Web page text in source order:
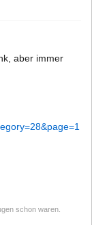
aber immer
schon waren.